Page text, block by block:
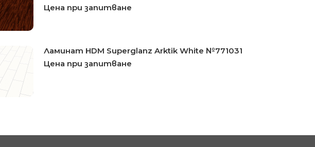
Цена при запитване
Ламинат HDM Superglanz Arktik White №771031
Цена при запитване